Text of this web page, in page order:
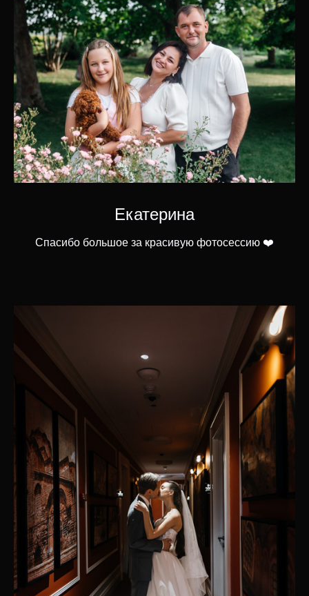
Екатерина
Спасибо большое за красивую фотосессию ❤️